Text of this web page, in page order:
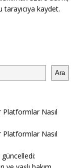
kaydet.
Ara
Platformlar Nasıl
Platformlar Nasıl
güncelledi: